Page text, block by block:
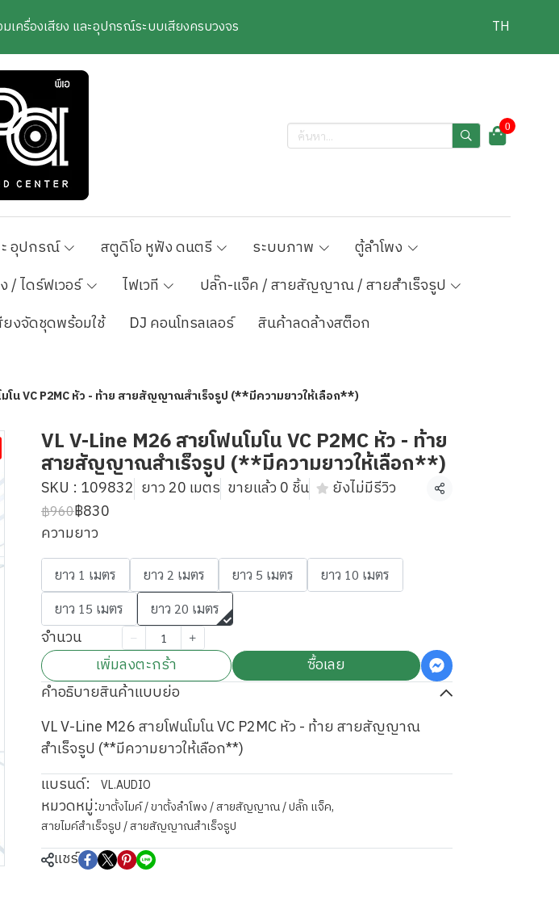
เครื่องเสียง และอุปกรณ์ระบบเสียงครบวงจร TH
0
ะ อุปกรณ์ สตูดิโอ หูฟัง ดนตรี ระบบภาพ
ตู้ลำโพง
/ ไดร์ฟเวอร์ ไฟเวที
ปลั๊ก-แจ็ค / สายสัญญาณ / สายสำเร็จรูป
ยงจัดชุดพร้อมใช้ DJ คอนโทรลเลอร์ สินค้าลดล้างสต็อก
มโน VC P2MC หัว - ท้าย สายสัญญาณสำเร็จรูป (**มีความยาวให้เลือก**)
VL V-Line M26 สายโฟนโมโน VC P2MC หัว - ท้าย
สายสัญญาณสำเร็จรูป (**มีความยาวให้เลือก**)
SKU : 109832 ยาว 20 เมตร ขายแล้ว 0 ชิ้น ยังไม่มีรีวิว แชร์
฿960฿830
ความยาว
ยาว 1 เมตร ยาว 2 เมตร ยาว 5 เมตร
ยาว 10 เมตร
ยาว 15 เมตร
ยาว 20 เมตร
จำนวน
เพิ่มลงตะกร้า
ซื้อเลย
คำอธิบายสินค้าแบบย่อ
VL V-Line M26 สายโฟนโมโน VC P2MC หัว - ท้าย สายสัญญาณ
สำเร็จรูป (**มีความยาวให้เลือก**)
แบรนด์:
VL.AUDIO
หมวดหมู่:ขาตั้งไมค์ / ขาตั้งลำโพง / สายสัญญาณ / ปลั๊ก แจ็ค,
สายไมค์สำเร็จรูป / สายสัญญาณสำเร็จรูป
แชร์